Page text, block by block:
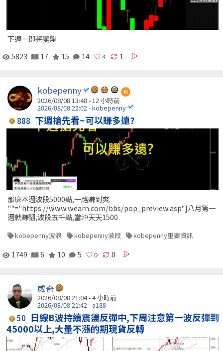
下週一即將變盤
5823
17 15 14 1
kobepenny 包
2026/08/08 13:48 - 12 小時前
2026/08/08 22:02 - kobepenny
888 下週搶先看~可以賺多遠?
那麼本週波段5000點,一路賺到爽.
""="https://www.wearn.com/bbs/pop_preview.asp"]八月第一
週就賺翻,波段五千點,當沖天天1500
kobepenny波浪 kobepenny波段 kobepenny重要資訊
1749 6 10 5 0
威奇
2026/08/08 21:04 -4 小時前
2026/08/08 21:42 - a188
50 日線B波持續震盪反彈中,下周注意第一波反彈到
45000以上,大量不漲的期現貨反轉